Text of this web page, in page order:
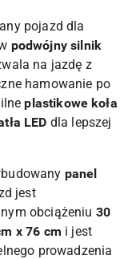
pojazd dla
podwójny silnik
na jazdę z
hamowanie po
plastikowe koła
LED dla lepszej
panel
jest
obciążeniu 30
x 76 cm i jest
prowadzenia